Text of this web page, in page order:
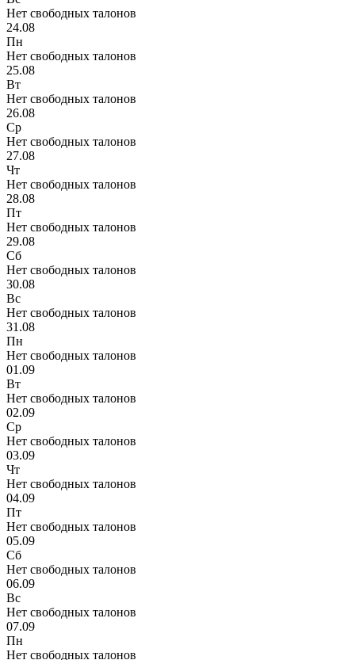
Нет свободных талонов
24.08
Пн
Нет свободных талонов
25.08
Вт
Нет свободных талонов
26.08
Ср
Нет свободных талонов
27.08
Чт
Нет свободных талонов
28.08
Пт
Нет свободных талонов
29.08
Сб
Нет свободных талонов
30.08
Вс
Нет свободных талонов
31.08
Пн
Нет свободных талонов
01.09
Вт
Нет свободных талонов
02.09
Ср
Нет свободных талонов
03.09
Чт
Нет свободных талонов
04.09
Пт
Нет свободных талонов
05.09
Сб
Нет свободных талонов
06.09
Вс
Нет свободных талонов
07.09
Пн
Нет свободных талонов